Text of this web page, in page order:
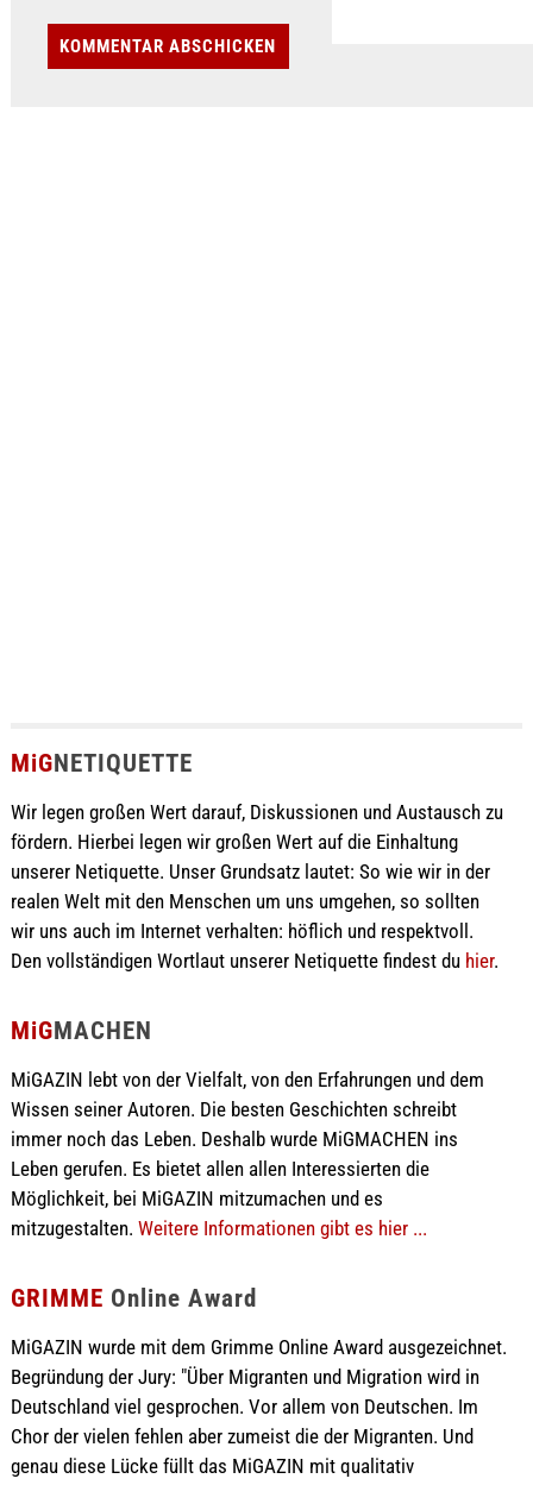
MiGNETIQUETTE
Wir legen großen Wert darauf, Diskussionen und Austausch zu
fördern. Hierbei legen wir großen Wert auf die Einhaltung
unserer Netiquette. Unser Grundsatz lautet: So wie wir in der
realen Welt mit den Menschen um uns umgehen, so sollten
wir uns auch im Internet verhalten: höflich und respektvoll.
Den vollständigen Wortlaut unserer Netiquette findest du hier.
MiGMACHEN
MiGAZIN lebt von der Vielfalt, von den Erfahrungen und dem
Wissen seiner Autoren. Die besten Geschichten schreibt
immer noch das Leben. Deshalb wurde MiGMACHEN ins
Leben gerufen. Es bietet allen allen Interessierten die
Möglichkeit, bei MiGAZIN mitzumachen und es
mitzugestalten. Weitere Informationen gibt es hier ...
GRIMME Online Award
MiGAZIN wurde mit dem Grimme Online Award ausgezeichnet.
Begründung der Jury: "Über Migranten und Migration wird in
Deutschland viel gesprochen. Vor allem von Deutschen. Im
Chor der vielen fehlen aber zumeist die der Migranten. Und
genau diese Lücke füllt das MiGAZIN mit qualitativ